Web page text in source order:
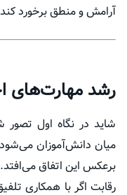
آرامش و منطق برخورد
رشد مهارت‌های
شاید در نگاه اول
میان دانش‌آموزان
برعکس این اتفاق می‌افتد.
رقابت اگر با همکاری